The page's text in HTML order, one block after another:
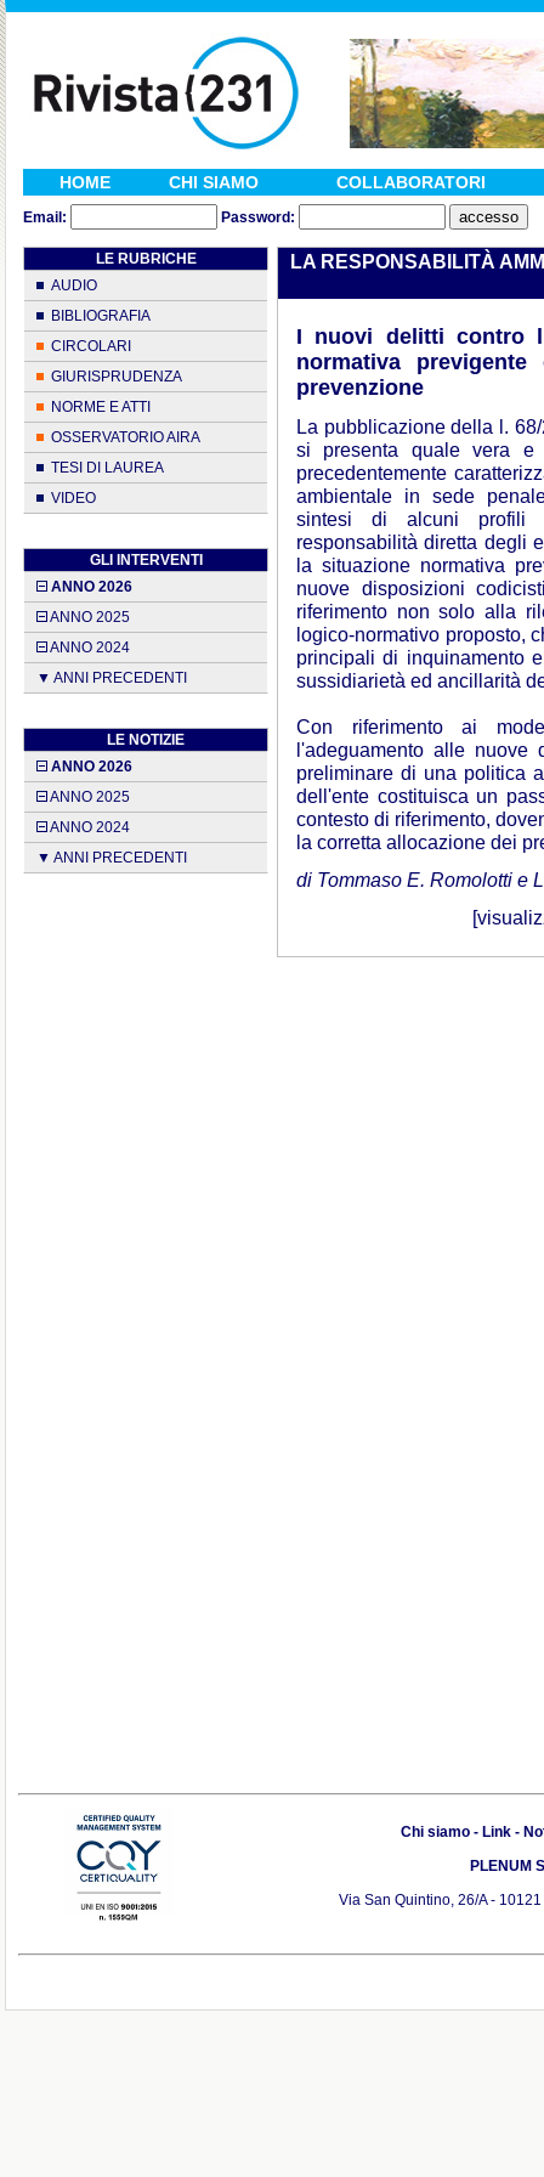
HOME CHI SIAMO COLLABORATORI
Email: Password:
LE RUBRICHE
AUDIO
BIBLIOGRAFIA
CIRCOLARI
GIURISPRUDENZA
NORME E ATTI
OSSERVATORIO AIRA
TESI DI LAUREA
VIDEO
GLI INTERVENTI
ANNO 2026
ANNO 2025
ANNO 2024
▼ ANNI PRECEDENTI
LE NOTIZIE
ANNO 2026
ANNO 2025
ANNO 2024
▼ ANNI PRECEDENTI
LA RESPONSABILITÀ
I nuovi delitti contro
normativa
prevenzione
La pubblicazione della l.
si presenta quale vera e
precedentemente
ambientale in sede
sintesi di alcuni profili
responsabilità diretta degli
la situazione normativa
nuove disposizioni
riferimento non solo alla
logico-normativo proposto,
principali di inquinamento
sussidiarietà ed ancillarità
Con riferimento ai
l'adeguamento alle nuove
preliminare di una politica
dell'ente costituisca un
contesto di riferimento,
la corretta allocazione dei
di Tommaso E. Romolotti e
[
Chi siamo - Link -
PLENUM
Via San Quintino, 26/A -